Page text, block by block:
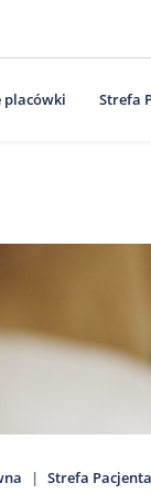
placówki Strefa
Strefa Pacjenta